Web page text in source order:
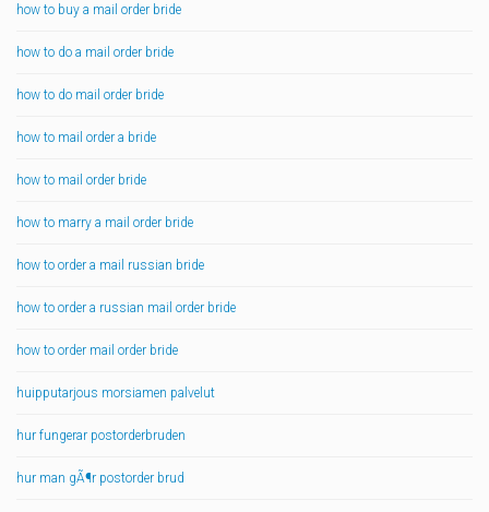
how to buy a mail order bride
how to do a mail order bride
how to do mail order bride
how to mail order a bride
how to mail order bride
how to marry a mail order bride
how to order a mail russian bride
how to order a russian mail order bride
how to order mail order bride
huipputarjous morsiamen palvelut
hur fungerar postorderbruden
hur man gÃ¶r postorder brud